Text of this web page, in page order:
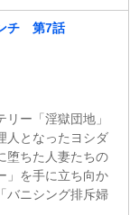
チ 第7話
ー「淫獄団地」
人となったヨシダ
堕ちた人妻たちの
」を手に立ち向か
バニシング排斥婦